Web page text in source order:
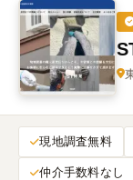
現地調査無料
仲介手数料なし